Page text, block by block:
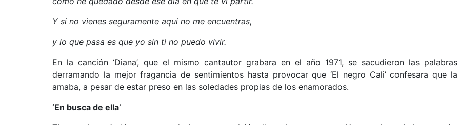
Y si no vienes seguramente aquí no me encuentras,
y lo que pasa es que yo sin ti no puedo vivir.
En la canción ‘Diana’, que el mismo cantautor grabara en el año 1971, se sacudieron las palabras
derramando la mejor fragancia de sentimientos hasta provocar que ‘El negro Cali’ confesara que la
amaba, a pesar de estar preso en las soledades propias de los enamorados.
‘En busca de ella’